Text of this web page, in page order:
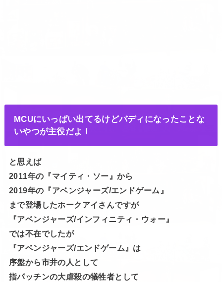
MCUにいっぱい出てるけどバディになったことな
いやつが主役だよ！
と思えば
2011年の『マイティ・ソー』から
2019年の『アベンジャーズ/エンドゲーム』
まで登場したホークアイさんですが
『アベンジャーズ/インフィニティ・ウォー』
では不在でしたが
『アベンジャーズ/エンドゲーム』は
序盤から市井の人として
指パッチンの大虐殺の犠牲者として